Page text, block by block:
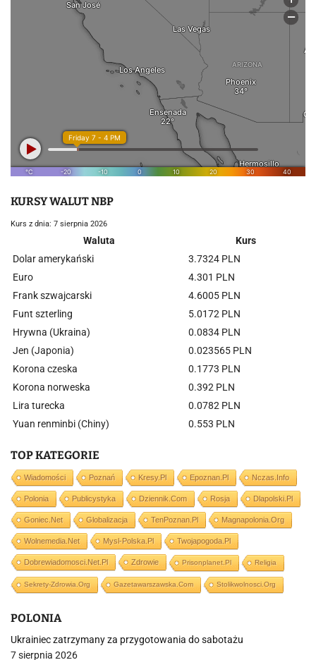
KURSY WALUT NBP
Kurs z dnia: 7 sierpnia 2026
Waluta
Kurs
Dolar amerykański
3.7324 PLN
Euro
4.301 PLN
Frank szwajcarski
4.6005 PLN
Funt szterling
5.0172 PLN
Hrywna (Ukraina)
0.0834 PLN
Jen (Japonia)
0.023565 PLN
Korona czeska
0.1773 PLN
Korona norweska
0.392 PLN
Lira turecka
0.0782 PLN
Yuan renminbi (Chiny)
0.553 PLN
TOP KATEGORIE
Wiadomości Poznań Kresy.pl Epoznan.pl Nczas.info
Polonia Publicystyka Dziennik.com Rosja Dlapolski.pl
Goniec.net Globalizacja TenPoznan.pl Magnapolonia.org
Wolnemedia.net Mysl-Polska.pl Twojapogoda.pl
Dobrewiadomosci.net.pl Zdrowie Prisonplanet.pl Religia
Sekrety-Zdrowia.org Gazetawarszawska.com Stolikwolnosci.org
POLONIA
Ukrainiec zatrzymany za przygotowania do sabotażu
7 sierpnia 2026